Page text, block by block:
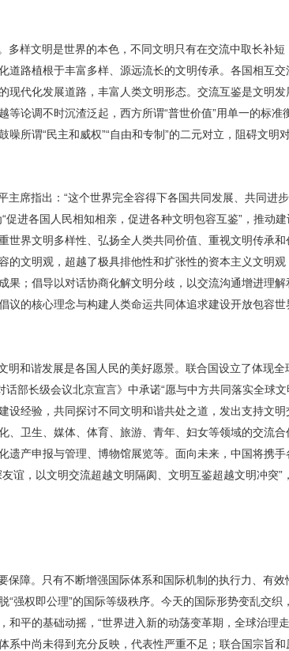
多样文明是世界的本色，不同文明只有在交流中取长补
道路植根于丰富多样、源远流长的文明传承。各国相互
现代化发展道路，丰富人类文明形态。交流互鉴是文明
等论调不时沉渣泛起，西方所谓“普世价值”用单一的标准
所谓“民主和威权”“自由和专制”的二元对立，阻碍文明
主席指出：“这个世界完全容得下各国共同发展、共同进
促进各国人民相知相亲，促进各种文明包容互鉴”，推动
世界文明多样性、弘扬全人类共同价值、重视文明传承和
的文明观，超越了极具排他性和扩张性的资本主义文明
果；倡导以对话协商化解文明分歧，以交流沟通增进理
议的核心理念与构建人类命运共同体追求建设开放包容
明和谐发展是各国人民的美好愿景。联合国设立了体现
部长级会议北京宣言》中承诺“愿与中方共同落实全球
设经验，共同探讨不同文明和谐共处之道，发出支持文
、卫生、媒体、体育、旅游、青年、妇女等领域的交流
遗产申报与管理、博物馆展览等。面向未来，中国将携
谊，以文明交流超越文明隔阂、文明互鉴超越文明冲突”
保障。只有不断增强国际体系和国际机制的执行力、有
“强权即公理”的国际等级秩序。今天的国际形势变乱交织
平的基础动摇，“世界进入新的动荡变革期，全球治理
系中尚未得到充分反映，代表性严重不足；联合国宗旨